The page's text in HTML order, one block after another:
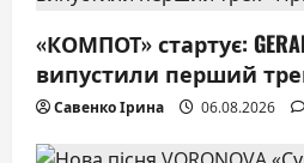
o
n
«КОМПОТ» стартує:
випустили перший
Савенко Ірина 06.08.2026